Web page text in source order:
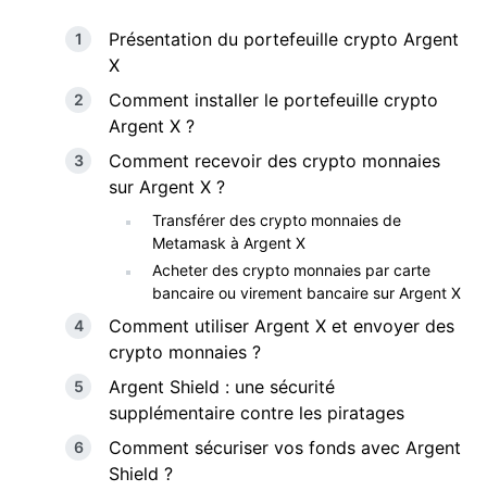
Présentation du portefeuille crypto Argent
X
Comment installer le portefeuille crypto
Argent X ?
Comment recevoir des crypto monnaies
sur Argent X ?
Transférer des crypto monnaies de
Metamask à Argent X
Acheter des crypto monnaies par carte
bancaire ou virement bancaire sur Argent X
Comment utiliser Argent X et envoyer des
crypto monnaies ?
Argent Shield : une sécurité
supplémentaire contre les piratages
Comment sécuriser vos fonds avec Argent
Shield ?